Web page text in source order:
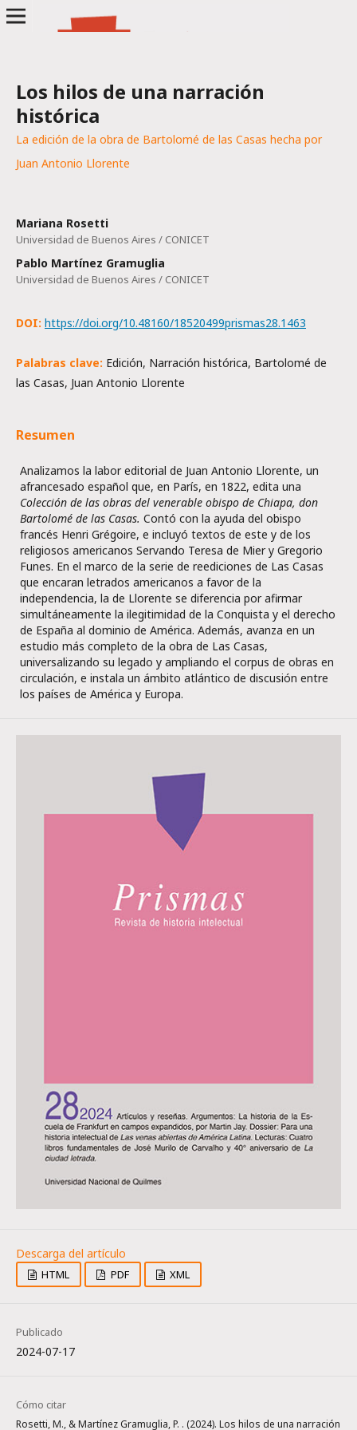
Los hilos de una narración
histórica
La edición de la obra de Bartolomé de las Casas hecha por
Juan Antonio Llorente
Mariana Rosetti
Universidad de Buenos Aires / CONICET
Pablo Martínez Gramuglia
Universidad de Buenos Aires / CONICET
DOI: https://doi.org/10.48160/18520499prismas28.1463
Palabras clave: Edición, Narración histórica, Bartolomé de
las Casas, Juan Antonio Llorente
Resumen
Analizamos la labor editorial de Juan Antonio Llorente, un
afrancesado español que, en París, en 1822, edita una
Colección de las obras del venerable obispo de Chiapa, don
Bartolomé de las Casas. Contó con la ayuda del obispo
francés Henri Grégoire, e incluyó textos de este y de los
religiosos americanos Servando Teresa de Mier y Gregorio
Funes. En el marco de la serie de reediciones de Las Casas
que encaran letrados americanos a favor de la
independencia, la de Llorente se diferencia por afirmar
simultáneamente la ilegitimidad de la Conquista y el derecho
de España al dominio de América. Además, avanza en un
estudio más completo de la obra de Las Casas,
universalizando su legado y ampliando el corpus de obras en
circulación, e instala un ámbito atlántico de discusión entre
los países de América y Europa.
HTML PDF XML
Publicado
2024-07-17
Cómo citar
Rosetti, M., & Martínez Gramuglia, P. . (2024). Los hilos de una narración